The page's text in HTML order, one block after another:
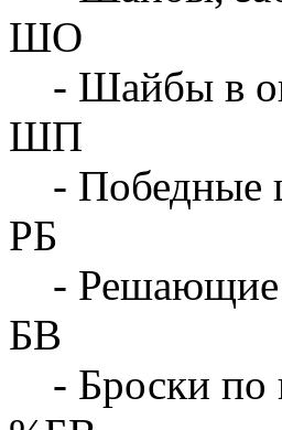
ШО
- Шайбы в
ШП
- Победные
РБ
- Решающие
БВ
- Броски по